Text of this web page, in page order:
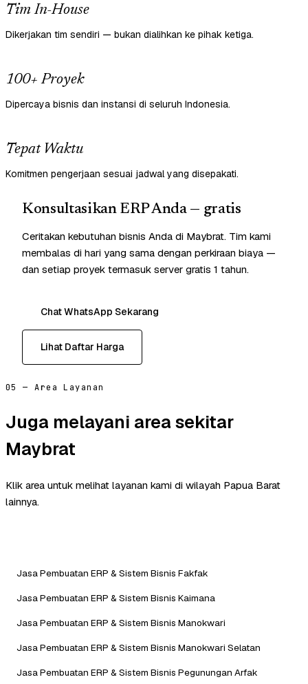
Tim In-House
Dikerjakan tim sendiri — bukan dialihkan ke pihak ketiga.
100+ Proyek
Dipercaya bisnis dan instansi di seluruh Indonesia.
Tepat Waktu
Komitmen pengerjaan sesuai jadwal yang disepakati.
Konsultasikan ERP Anda — gratis
Ceritakan kebutuhan bisnis Anda di Maybrat. Tim kami
membalas di hari yang sama dengan perkiraan biaya —
dan setiap proyek termasuk server gratis 1 tahun.
Chat WhatsApp Sekarang
Lihat Daftar Harga
05 — Area Layanan
Juga melayani area sekitar
Maybrat
Klik area untuk melihat layanan kami di wilayah Papua Barat
lainnya.
Jasa Pembuatan ERP & Sistem Bisnis Fakfak
Jasa Pembuatan ERP & Sistem Bisnis Kaimana
Jasa Pembuatan ERP & Sistem Bisnis Manokwari
Jasa Pembuatan ERP & Sistem Bisnis Manokwari Selatan
Jasa Pembuatan ERP & Sistem Bisnis Pegunungan Arfak